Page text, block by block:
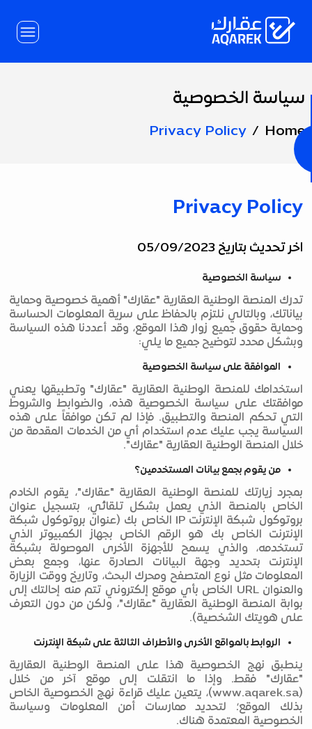
Page
Title
سياسة الخصوصية
Home
Privacy Policy
Privacy Policy
اخر تحديث بتاريخ 05/09/2023
سياسة الخصوصية
تدرك المنصة الوطنية العقارية "عقارك" أهمية خصوصية وحماية
بياناتك، وبالتالي نلتزم بالحفاظ على سرية المعلومات الحساسة
وحماية حقوق جميع زوار هذا الموقع، وقد أعددنا هذه السياسة
وبشكل محدد لتوضيح جميع ما يلي:
الموافقة على سياسة الخصوصية
استخدامك للمنصة الوطنية العقارية "عقارك" وتطبيقها يعني
موافقتك على سياسة الخصوصية هذه، والضوابط والشروط
التي تحكم المنصة والتطبيق. فإذا لم تكن موافقاً على هذه
السياسة يجب عليك عدم استخدام أي من الخدمات المقدمة من
خلال المنصة الوطنية العقارية "عقارك".
من يقوم بجمع بيانات المستخدمين؟
بمجرد زيارتك للمنصة الوطنية العقارية "عقارك"، يقوم الخادم
الخاص بالمنصة الذي يعمل بشكل تلقائي، بتسجيل عنوان
بروتوكول شبكة الإنترنت IP الخاص بك (عنوان بروتوكول شبكة
الإنترنت الخاص بك هو الرقم الخاص بجهاز الكمبيوتر الذي
تستخدمه، والذي يسمح للأجهزة الأخرى الموصولة بشبكة
الإنترنت بتحديد وجهة البيانات الصادرة عنها، وجمع بعض
المعلومات مثل نوع المتصفح ومحرك البحث، وتاريخ ووقت الزيارة
والعنوان URL الخاص بأي موقع إلكتروني تتم منه إحالتك إلى
بوابة المنصة الوطنية العقارية "عقارك"، ولكن من دون التعرف
على هويتك الشخصية).
الروابط بالمواقع الأخرى والأطراف الثالثة على شبكة الإنترنت
ينطبق نهج الخصوصية هذا على المنصة الوطنية العقارية
"عقارك" فقط. وإذا ما انتقلت إلى موقع آخر من خلال
(www.aqarek.sa)، يتعين عليك قراءة نهج الخصوصية الخاص
بذلك الموقع؛ لتحديد ممارسات أمن المعلومات وسياسة
الخصوصية المعتمدة هناك.